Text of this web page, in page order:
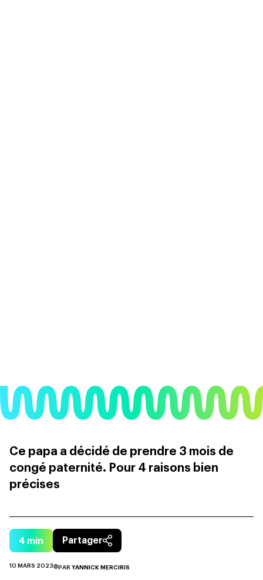
Ce papa a décidé de prendre 3 mois de
congé paternité. Pour 4 raisons bien
précises
4 min Partager
10 MARS 2023 PAR YANNICK MERCIRIS